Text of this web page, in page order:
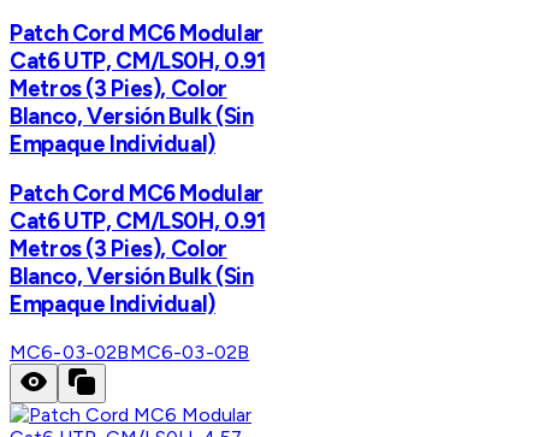
Patch Cord MC6 Modular
Cat6 UTP, CM/LS0H, 0.91
Metros (3 Pies), Color
Blanco, Versión Bulk (Sin
Empaque Individual)
Patch Cord MC6 Modular
Cat6 UTP, CM/LS0H, 0.91
Metros (3 Pies), Color
Blanco, Versión Bulk (Sin
Empaque Individual)
MC6-03-02BMC6-03-02B